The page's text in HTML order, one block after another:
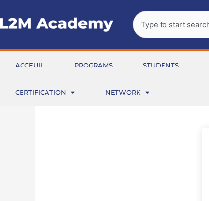
au
contenu
Rechercher
ACCEUIL PROGRAMS STUDENTS
CERTIFICATION NETWORK